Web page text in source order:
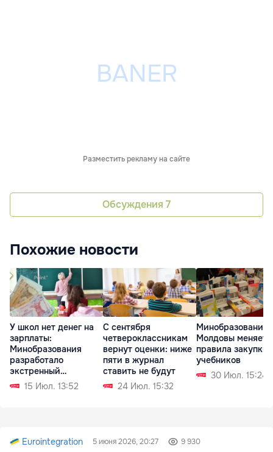
Разместить рекламу на сайте
Обсуждения 7
Похожие новости
У школ нет денег на
зарплаты:
Минобразования
разработало
экстренный
механизм
15 Июл. 13:52
С сентября
четвероклассникам
вернут оценки: ниже
пяти в журнал
ставить не будут
24 Июл. 15:32
Минобразования
Молдовы меняет
правила закупки
учебников
30 Июл. 15:24
Eurointegration 5 июня 2026, 20:27 9 930